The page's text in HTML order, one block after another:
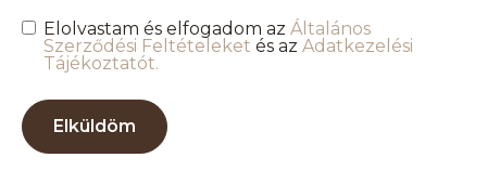
Elolvastam és elfogadom az Általános
Szerződési Feltételeket és az Adatkezelési
Tájékoztatót.
Elküldöm